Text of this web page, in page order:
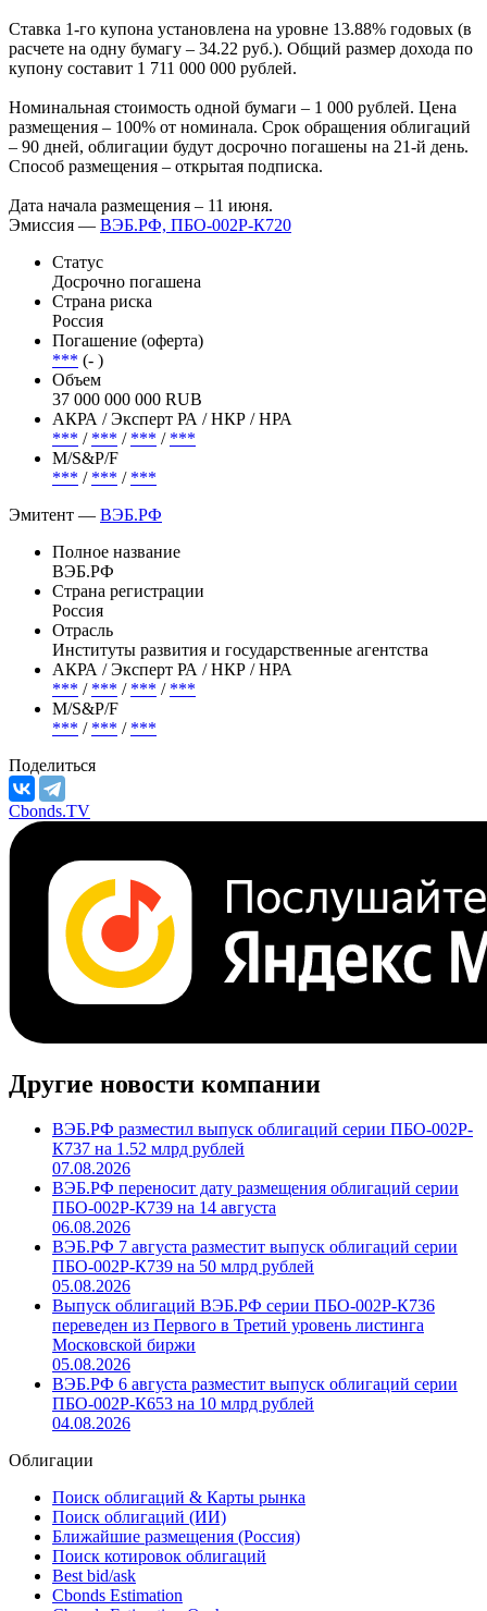
Ставка 1-го купона установлена на уровне 13.88% годовых (в
расчете на одну бумагу – 34.22 руб.). Общий размер дохода по
купону составит 1 711 000 000 рублей.
Номинальная стоимость одной бумаги – 1 000 рублей. Цена
размещения – 100% от номинала. Срок обращения облигаций
– 90 дней, облигации будут досрочно погашены на 21-й день.
Способ размещения – открытая подписка.
Дата начала размещения – 11 июня.
Эмиссия — ВЭБ.РФ, ПБО-002Р-К720
Статус
Досрочно погашена
Страна риска
Россия
Погашение (оферта)
*** (- )
Объем
37 000 000 000 RUB
АКРА / Эксперт РА / НКР / НРА
*** / *** / *** / ***
М/S&P/F
*** / *** / ***
Эмитент — ВЭБ.РФ
Полное название
ВЭБ.РФ
Страна регистрации
Россия
Отрасль
Институты развития и государственные агентства
АКРА / Эксперт РА / НКР / НРА
*** / *** / *** / ***
М/S&P/F
*** / *** / ***
Поделиться
Cbonds.TV
Другие новости компании
ВЭБ.РФ разместил выпуск облигаций серии ПБО-002Р-
К737 на 1.52 млрд рублей
07.08.2026
ВЭБ.РФ переносит дату размещения облигаций серии
ПБО-002Р-К739 на 14 августа
06.08.2026
ВЭБ.РФ 7 августа разместит выпуск облигаций серии
ПБО-002Р-К739 на 50 млрд рублей
05.08.2026
Выпуск облигаций ВЭБ.РФ серии ПБО-002Р-К736
переведен из Первого в Третий уровень листинга
Московской биржи
05.08.2026
ВЭБ.РФ 6 августа разместит выпуск облигаций серии
ПБО-002Р-К653 на 10 млрд рублей
04.08.2026
Облигации
Поиск облигаций & Карты рынка
Поиск облигаций (ИИ)
Ближайшие размещения (Россия)
Поиск котировок облигаций
Best bid/ask
Cbonds Estimation